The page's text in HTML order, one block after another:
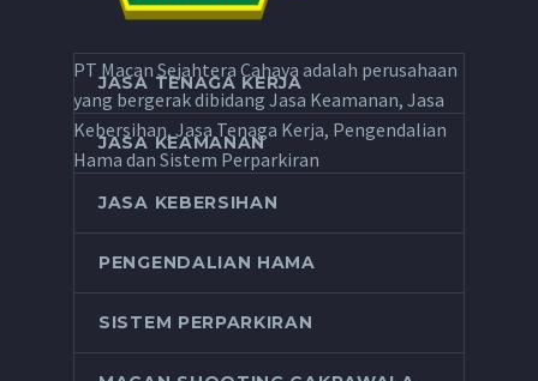
PT Macan Sejahtera Cahaya adalah perusahaan
yang bergerak dibidang Jasa Keamanan, Jasa
Kebersihan, Jasa Tenaga Kerja, Pengendalian
Hama dan Sistem Perparkiran
JASA TENAGA KERJA
JASA KEAMANAN
JASA KEBERSIHAN
PENGENDALIAN HAMA
SISTEM PERPARKIRAN